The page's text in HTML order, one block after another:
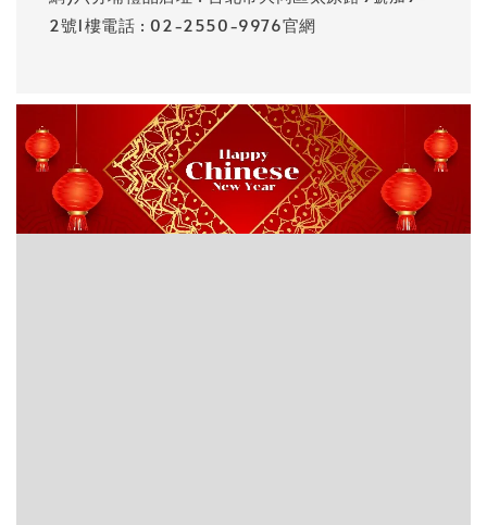
2號1樓電話 : 02-2550-9976官網